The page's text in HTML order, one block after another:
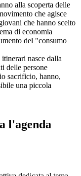
alla scoperta delle
che agisce
che hanno scelto
di economia
del "consumo
nasce dalla
delle persone
sacrificio, hanno,
una piccola
l'agenda